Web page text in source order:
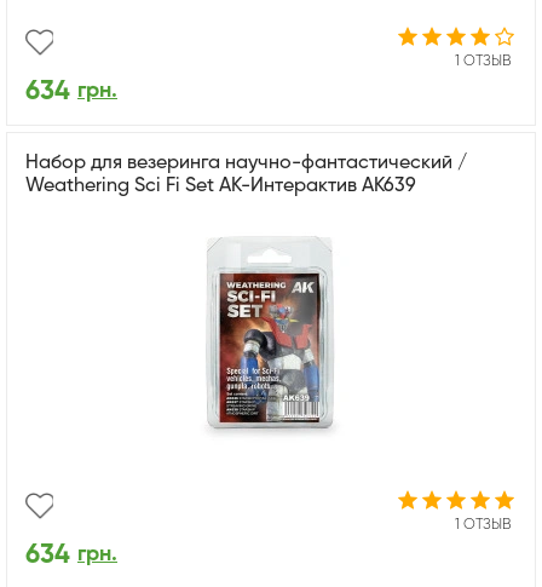
1 ОТЗЫВ
634 грн.
Набор для везеринга научно-фантастический /
Weathering Sci Fi Set АК-Интерактив AK639
1 ОТЗЫВ
634 грн.